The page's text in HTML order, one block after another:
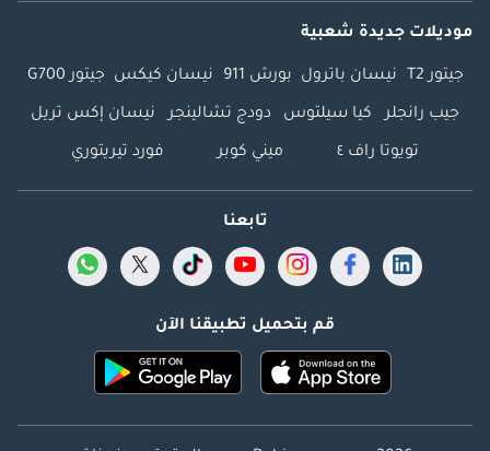
موديلات جديدة شعبية
جيتور T2 نيسان باترول بورش 911 نيسان كيكس جيتور G700
جيب رانجلر كيا سيلتوس دودج تشالينجر نيسان إكس تريل
تويوتا راف ٤ ميني كوبر فورد تيريتوري
تابعنا
قم بتحميل تطبيقنا الآن